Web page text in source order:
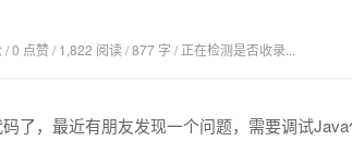
0 点赞 / 1,822 阅读 / 877 字 / 正在检测是否收录...
了，最近有朋友发现一个问题，需要调试